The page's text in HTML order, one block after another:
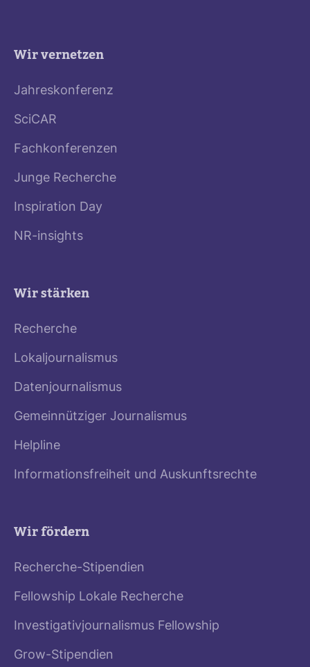
Wir vernetzen
Jahreskonferenz
SciCAR
Fachkonferenzen
Junge Recherche
Inspiration Day
NR-insights
Wir stärken
Recherche
Lokaljournalismus
Datenjournalismus
Gemeinnütziger Journalismus
Helpline
Informationsfreiheit und Auskunftsrechte
Wir fördern
Recherche-Stipendien
Fellowship Lokale Recherche
Investigativjournalismus Fellowship
Grow-Stipendien